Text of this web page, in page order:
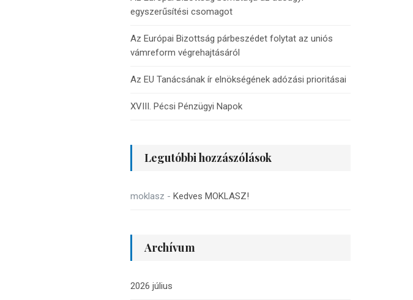
egyszerűsítési csomagot
Az Európai Bizottság párbeszédet folytat az uniós
vámreform végrehajtásáról
Az EU Tanácsának ír elnökségének adózási prioritásai
XVIII. Pécsi Pénzügyi Napok
Legutóbbi hozzászólások
moklasz - Kedves MOKLASZ!
Archívum
2026 július